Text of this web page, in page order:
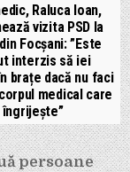
Raluca Ioan,
vizita PSD la
Focșani: ”Este
interzis să iei
brațe dacă nu faci
medical care
persoane